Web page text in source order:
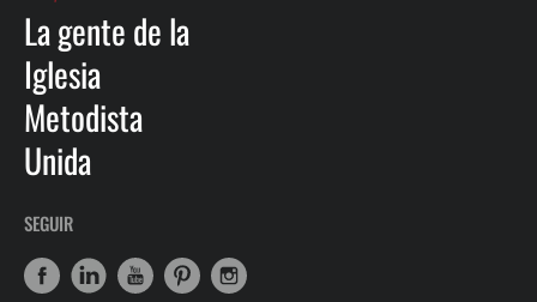
La gente de la
Iglesia
Metodista
Unida
SEGUIR